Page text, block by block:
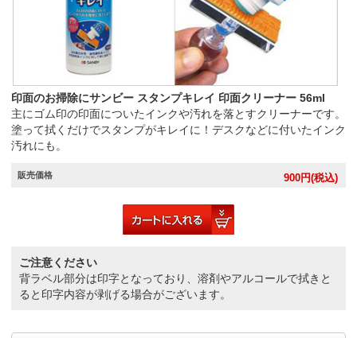
印面のお掃除にサンビー スタンプキレイ 印面クリーナー 56ml
主にゴム印の印面についたインクや汚れを落とすクリーナーです。
塗って拭くだけでスタンプがキレイに！デスクなどに付いたインク
汚れにも。
販売価格 900円(税込)
ご注意ください
背ラベル部分は印字となっており、溶剤やアルコールで拭きと
ると印字内容が剥げる場合がございます。